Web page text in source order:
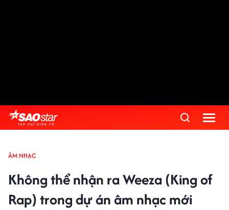
ÂM NHẠC
Không thể nhận ra Weeza (King of
Rap) trong dự án âm nhạc mới